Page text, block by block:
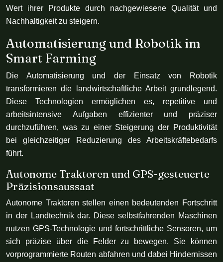
Wert ihrer Produkte durch nachgewiesene Qualität und
Nachhaltigkeit zu steigern.
Automatisierung und Robotik im
Smart Farming
Die Automatisierung und der Einsatz von Robotik
transformieren die landwirtschaftliche Arbeit grundlegend.
Diese Technologien ermöglichen es, repetitive und
arbeitsintensive Aufgaben effizienter und präziser
durchzuführen, was zu einer Steigerung der Produktivität
bei gleichzeitiger Reduzierung des Arbeitskräftebedarfs
führt.
Autonome Traktoren und GPS-gesteuerte
Präzisionsaussaat
Autonome Traktoren stellen einen bedeutenden Fortschritt
in der Landtechnik dar. Diese selbstfahrenden Maschinen
nutzen GPS-Technologie und fortschrittliche Sensoren, um
sich präzise über die Felder zu bewegen. Sie können
vorprogrammierte Routen abfahren und dabei Hindernissen